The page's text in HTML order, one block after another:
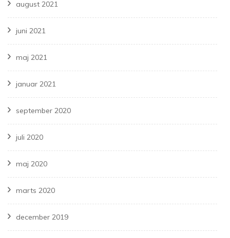
august 2021
juni 2021
maj 2021
januar 2021
september 2020
juli 2020
maj 2020
marts 2020
december 2019